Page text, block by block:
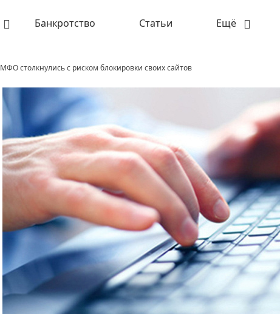
Банкротство Статьи Ещё
МФО столкнулись с риском блокировки своих сайтов